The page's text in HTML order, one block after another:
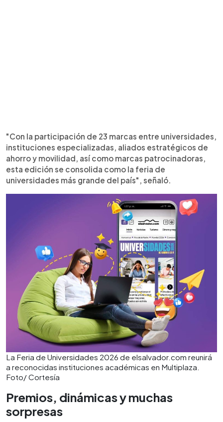
"Con la participación de 23 marcas entre universidades,
instituciones especializadas, aliados estratégicos de
ahorro y movilidad, así como marcas patrocinadoras,
esta edición se consolida como la feria de
universidades más grande del país", señaló.
La Feria de Universidades 2026 de elsalvador.com reunirá
a reconocidas instituciones académicas en Multiplaza.
Foto/ Cortesía
Premios, dinámicas y muchas
sorpresas